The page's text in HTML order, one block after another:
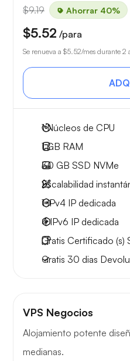
$9.19 Ahorrar 40%
$5.52 /para
Se renueva a $5.52/mes durante 2
1Núcleos de CPU
1 GB RAM
30 GB SSD NVMe
Escalabilidad
1 IPv4 IP dedicada
4 IPv6 IP dedicada
Gratis Certificado (s)
Gratis 30 dias
VPS Negocios
Alojamiento potente
medianas.